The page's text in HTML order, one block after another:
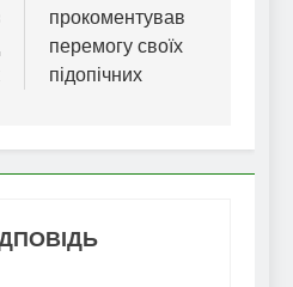
прокоментував
перемогу своїх
підопічних